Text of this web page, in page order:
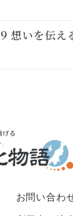
想いを伝え
お問い合わ